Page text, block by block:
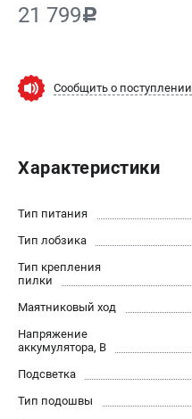
Контакты
Правила обмена и возврата
О компании
О бренде
Новости
Программа бонусов
21 799c
Сообщить о поступлении
Характеристики
Тип питания
Тип лобзика
Тип крепления
пилки
Маятниковый ход
Напряжение
аккумулятора, В
Подсветка
Тип подошвы